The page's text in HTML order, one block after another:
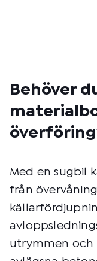
Behöver
Med en sugbil
från
utrymmen och